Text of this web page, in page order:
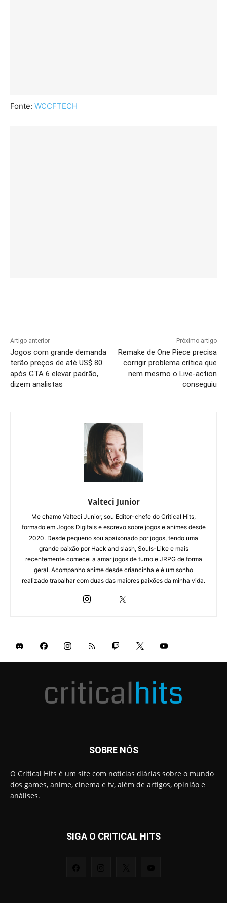
Fonte: WCCFTECH
Artigo anterior
Jogos com grande demanda
terão preços de até US$ 80
após GTA 6 elevar padrão,
dizem analistas
Próximo artigo
Remake de One Piece precisa
corrigir problema crítica que
nem mesmo o Live-action
conseguiu
Valteci Junior
Me chamo Valteci Junior, sou Editor-chefe do Critical Hits,
formado em Jogos Digitais e escrevo sobre jogos e animes desde
2020. Desde pequeno sou apaixonado por jogos, tendo uma
grande paixão por Hack and slash, Souls-Like e mais
recentemente comecei a amar jogos de turno e JRPG de forma
geral. Acompanho anime desde criancinha e é um sonho
realizado trabalhar com duas das maiores paixões da minha vida.
SOBRE NÓS
O Critical Hits é um site com notícias diárias sobre o mundo
dos games, anime, cinema e tv, além de artigos, opinião e
análises.
SIGA O CRITICAL HITS